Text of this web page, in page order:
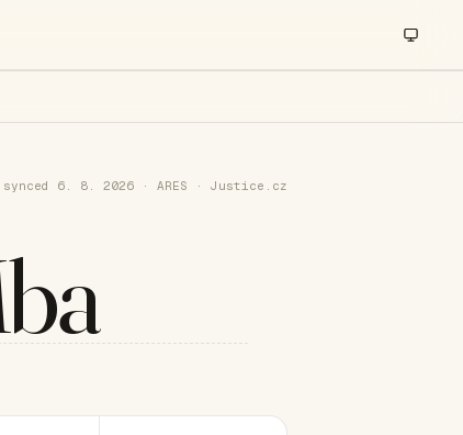
synced 6. 8. 2026 · ARES · Justice.cz